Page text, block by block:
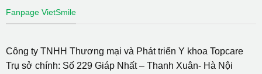
Fanpage VietSmile
Công ty TNHH Thương mại và Phát triển Y khoa Topcare
Trụ sở chính: Số 229 Giáp Nhất – Thanh Xuân- Hà Nội